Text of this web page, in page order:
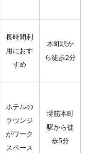
長時間利
用におす
すめ
本町駅か
ら徒歩2分
ホテルの
ラウンジ
がワーク
スペース
堺筋本町
駅から徒
歩5分